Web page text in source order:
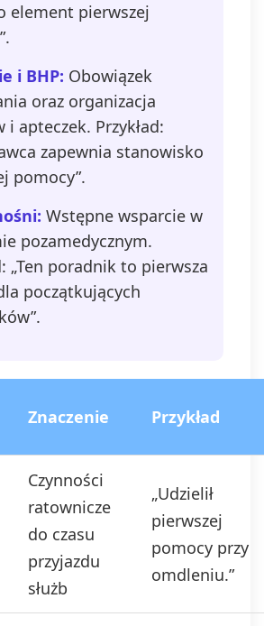
element pierwszej
i BHP: Obowiązek
oraz organizacja
i apteczek. Przykład:
zapewnia stanowisko
pomocy”.
Wstępne wsparcie w
pozamedycznym.
„Ten poradnik to pierwsza
początkujących
Znaczenie Przykład
Czynności
ratownicze
do czasu
przyjazdu
służb
„Udzielił
pierwszej
pomocy przy
omdleniu.”